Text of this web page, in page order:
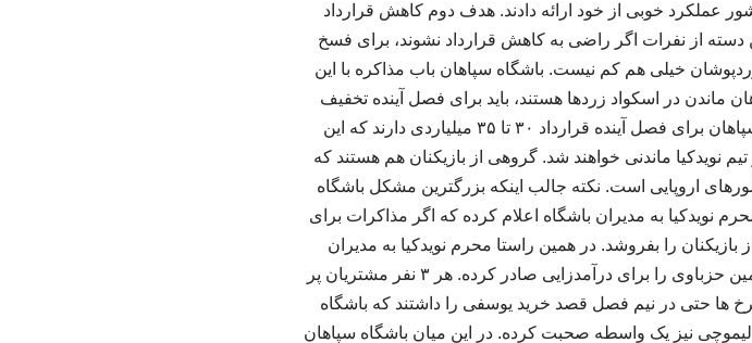
عملکرد خوبی از خود ارائه دادند. هدف دوم کاهش قرارداد
دسته از نفرات اگر راضی به کاهش قرارداد نشوند، برای فسخ
خیلی هم کم نیست. باشگاه سپاهان باب مذاکره با این
ماندن در اسکواد زردها هستند، باید برای فصل آینده تخفیف
قابل توجهی به باشگاه بدهند. دسته ای دیگر از بازیکنان سپاهان برای فصل آینده قرارداد ۳۰ تا ۳۵ میلیاردی دارند که این
نویدکیا ماندنی خواهند شد. گروهی از بازیکنان هم هستند که
اروپایی است. نکته جالب اینکه بزرگترین مشکل باشگاه
نویدکیا به مدیران باشگاه اعلام کرده که اگر مذاکرات برای
را بفروشد. در همین راستا محرم نویدکیا به مدیران
سپاهان مجوز فروش مهدی لیموچی، آریا یوسفی و محمدامین حزباوی را برای درآمدزایی صادر کرده‌. هر ۳ نفر مشتریان پر
ها حتی در نیم فصل قصد خرید یوسفی را داشتند که باشگاه
لیموچی نیز یک واسطه صحبت کرده. در این میان باشگاه سپاهان